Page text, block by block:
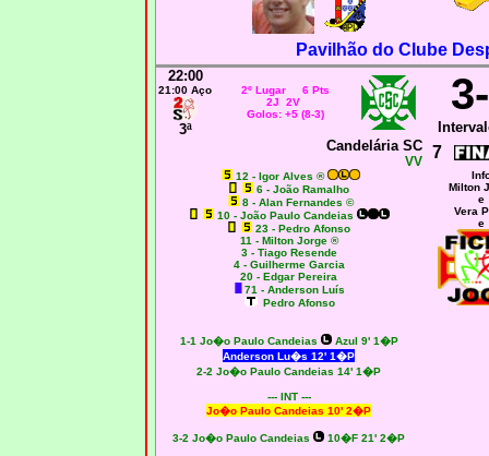
Pavilhão do Clube
22:00
21:00 Aço
3ª
2º Lugar 6 Pts
2J 2V
Golos: +5 (8-3)
Candelária SC
VV 7
12 - Igor Alves ®
6 - João Ramalho
8 - Alan Fernandes ©
10 - João Paulo Candeias
23 - Pedro Afonso
11 - Milton Jorge ®
3 - Tiago Resende
4 - Guilherme Garcia
20 - Edgar Pereira
71 - Anderson Luís
Pedro Afonso
1-1 Jo�o Paulo Candeias
Azul 9' 1�P
Anderson Lu�s 12' 1�P
2-2 Jo�o Paulo Candeias 14' 1�P
--- INT ---
Jo�o Paulo Candeias 10' 2�P
3-2 Jo�o Paulo Candeias 10�F 21' 2�P
Milton
e
Vera
e